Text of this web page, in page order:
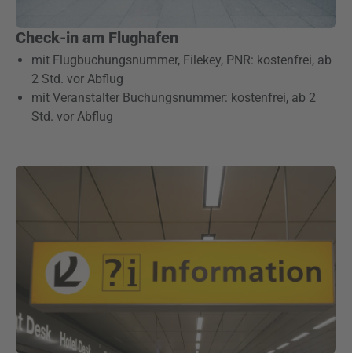
Check-in am Flughafen
mit Flugbuchungsnummer, Filekey, PNR: kostenfrei, ab
2 Std. vor Abflug
mit Veranstalter Buchungsnummer: kostenfrei, ab 2
Std. vor Abflug